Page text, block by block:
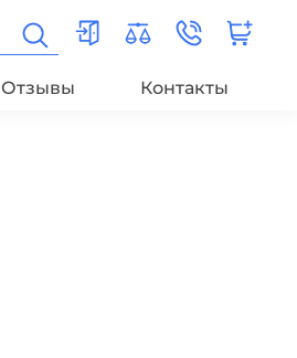
Отзывы Контакты